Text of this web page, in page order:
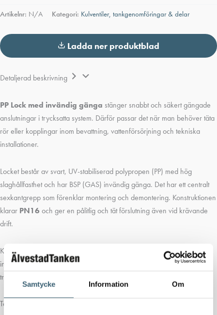
Samtycke Information Om
invändig
Artikelnr: N/A Kategori: Kulventiler, tankgenomföringar & delar
Ladda ner produktblad
Detaljerad beskrivning
PP Lock med invändig gänga stänger snabbt och säkert gängade
anslutningar i trycksatta system. Därför passar det när man behöver täta
rör eller kopplingar inom bevattning, vattenförsörjning och tekniska
installationer.
Locket består av svart, UV-stabiliserad polypropen (PP) med hög
slaghållfasthet och har BSP (GAS) invändig gänga. Det har ett centralt
sexkantgrepp som förenklar montering och demontering. Konstruktionen
klarar PN16 och ger en pålitlig och tät förslutning även vid krävande
drift.
Kopplingen används i dricksvattensystem, kommunala och civila
installationer, bevattning och trädgård, geotermiska system samt vid
transport av industri- och spillvatten.
Tekniska egenskaper